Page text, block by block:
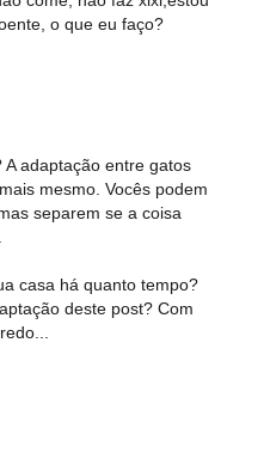
o que eu faço?
adaptação entre gatos
mesmo. Vocês podem
separem se a coisa
casa há quanto tempo?
deste post? Com